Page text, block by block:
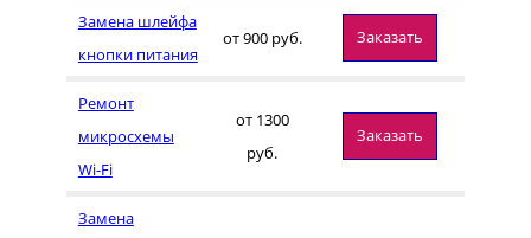
Замена шлейфа
кнопки питания
от 900 руб. Заказать
Ремонт
микросхемы
Wi-Fi
от 1300
руб.
Заказать
Замена